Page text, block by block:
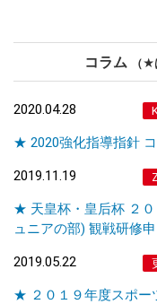
コラム （
2020.04.28
★ 2020強化指導指針
2019.11.19
★ 天皇杯・皇后杯 ２
ュニアの部) 観戦研修
2019.05.22
★ ２０１９年度スポー